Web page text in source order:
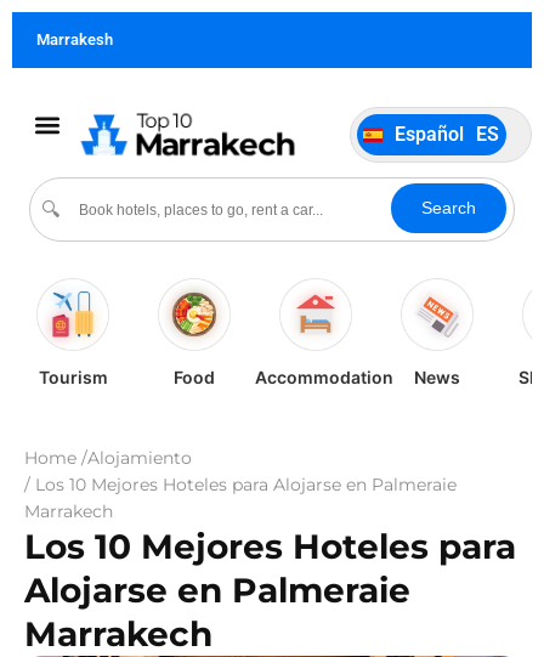
Marrakesh
🔍 Search
Español ES
German DE
Italiano IT
Português
PT
Tourism Food Accommodation News
Home /Alojamiento
/ Los 10 Mejores Hoteles para Alojarse en Palmeraie
Marrakech
Los 10 Mejores Hoteles para
Alojarse en Palmeraie
Marrakech